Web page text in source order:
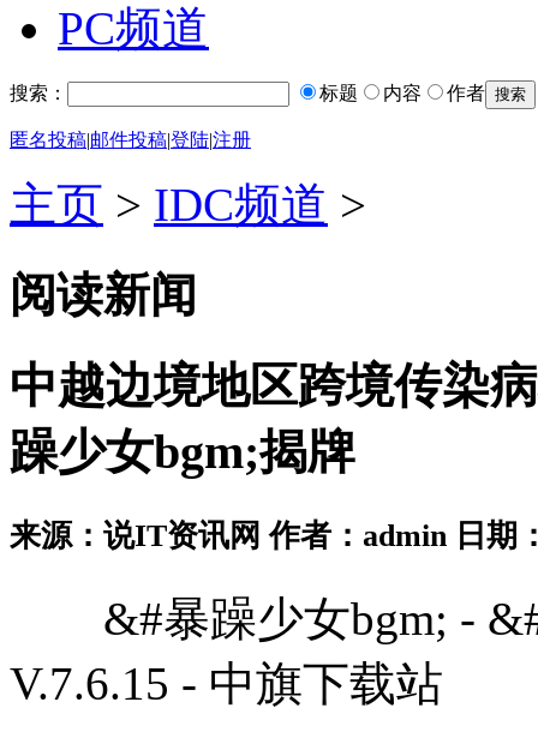
PC频道
搜索： 标题 内容 作者
匿名投稿|邮件投稿|登陆|注册
主页 > IDC频道 >
阅读新闻
中越边境地区跨境传染
躁少女bgm;揭牌
来源：说IT资讯网 作者：admin 日期
&#暴躁少女bgm; - &#
V.7.6.15 - 中旗下载站